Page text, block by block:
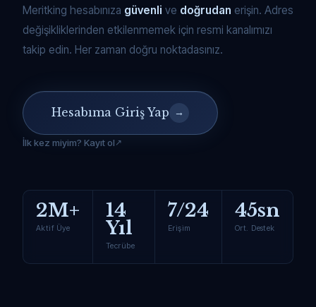
Meritking hesabınıza güvenli ve doğrudan erişin. Adres
değişikliklerinden etkilenmemek için resmi kanalımızı
takip edin. Her zaman doğru noktadasınız.
Hesabıma Giriş Yap →
İlk kez miyim? Kayıt ol
2M+
Aktif Üye
14
Yıl
Tecrübe
7/24
Erişim
45sn
Ort. Destek